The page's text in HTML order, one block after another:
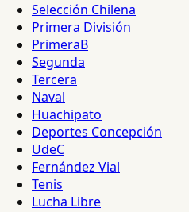
Selección Chilena
Primera División
PrimeraB
Segunda
Tercera
Naval
Huachipato
Deportes Concepción
UdeC
Fernández Vial
Tenis
Lucha Libre